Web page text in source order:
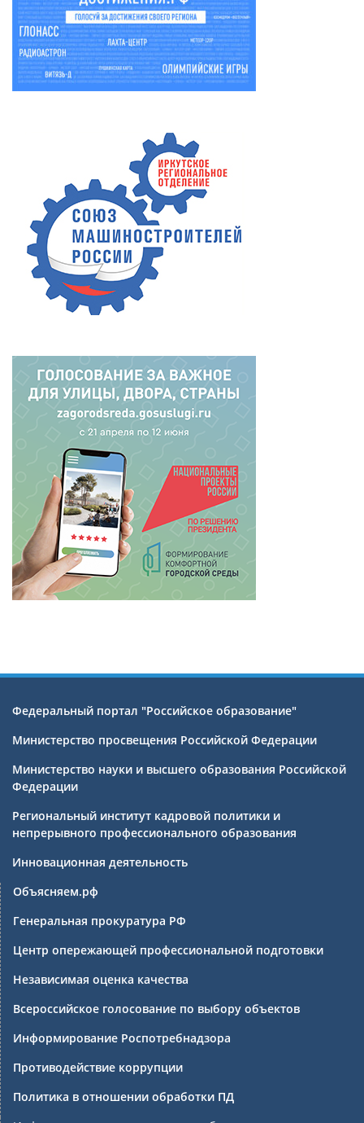
Федеральный портал "Российское образование"
Министерство просвещения Российской Федерации
Министерство науки и высшего образования Российской
Федерации
Региональный институт кадровой политики и
непрерывного профессионального образования
Инновационная деятельность
Объясняем.рф
Генеральная прокуратура РФ
Центр опережающей профессиональной подготовки
Независимая оценка качества
Всероссийское голосование по выбору объектов
Информирование Роспотребнадзора
Противодействие коррупции
Политика в отношении обработки ПД